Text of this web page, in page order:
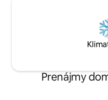
Prenájmy